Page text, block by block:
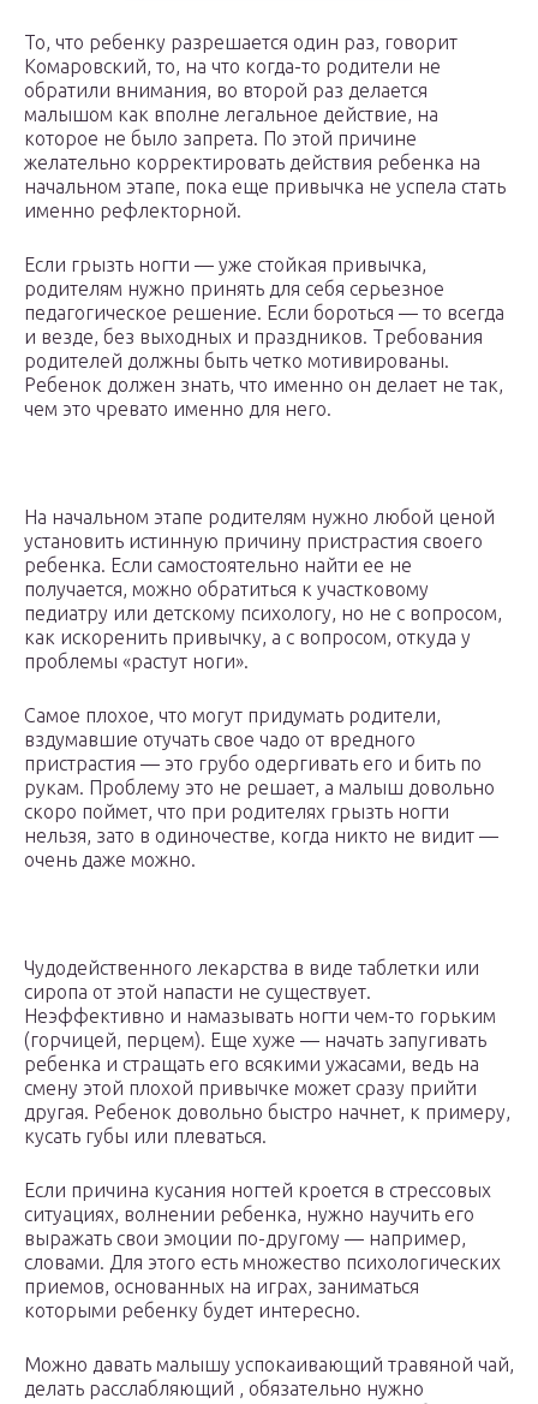
То, что ребенку разрешается один раз, говорит
Комаровский, то, на что когда-то родители не
обратили внимания, во второй раз делается
малышом как вполне легальное действие, на
которое не было запрета. По этой причине
желательно корректировать действия ребенка на
начальном этапе, пока еще привычка не успела стать
именно рефлекторной.
Если грызть ногти — уже стойкая привычка,
родителям нужно принять для себя серьезное
педагогическое решение. Если бороться — то всегда
и везде, без выходных и праздников. Требования
родителей должны быть четко мотивированы.
Ребенок должен знать, что именно он делает не так,
чем это чревато именно для него.
На начальном этапе родителям нужно любой ценой
установить истинную причину пристрастия своего
ребенка. Если самостоятельно найти ее не
получается, можно обратиться к участковому
педиатру или детскому психологу, но не с вопросом,
как искоренить привычку, а с вопросом, откуда у
проблемы «растут ноги».
Самое плохое, что могут придумать родители,
вздумавшие отучать свое чадо от вредного
пристрастия — это грубо одергивать его и бить по
рукам. Проблему это не решает, а малыш довольно
скоро поймет, что при родителях грызть ногти
нельзя, зато в одиночестве, когда никто не видит —
очень даже можно.
Чудодейственного лекарства в виде таблетки или
сиропа от этой напасти не существует.
Неэффективно и намазывать ногти чем-то горьким
(горчицей, перцем). Еще хуже — начать запугивать
ребенка и стращать его всякими ужасами, ведь на
смену этой плохой привычке может сразу прийти
другая. Ребенок довольно быстро начнет, к примеру,
кусать губы или плеваться.
Если причина кусания ногтей кроется в стрессовых
ситуациях, волнении ребенка, нужно научить его
выражать свои эмоции по-другому — например,
словами. Для этого есть множество психологических
приемов, основанных на играх, заниматься
которыми ребенку будет интересно.
Можно давать малышу успокаивающий травяной чай,
делать расслабляющий , обязательно нужно